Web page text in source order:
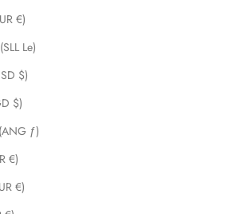
€)
Le)
$)
$)
ƒ)
€)
€)